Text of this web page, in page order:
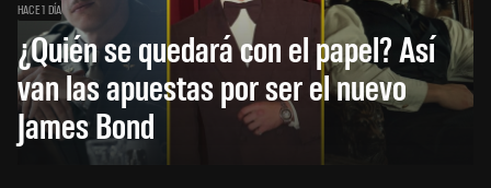
HACE 1 DÍA
¿Quién se quedará con el papel? Así
van las apuestas por ser el nuevo
James Bond